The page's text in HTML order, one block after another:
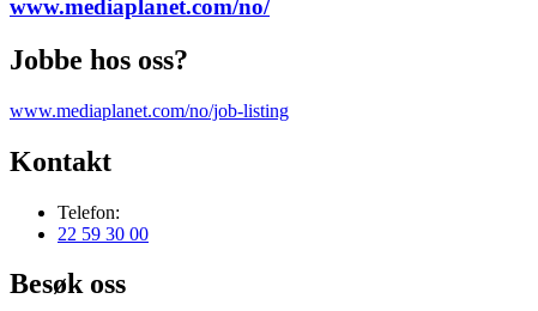
www.mediaplanet.com/no/
Jobbe hos oss?
www.mediaplanet.com/no/job-listing
Kontakt
Telefon:
22 59 30 00
Besøk oss